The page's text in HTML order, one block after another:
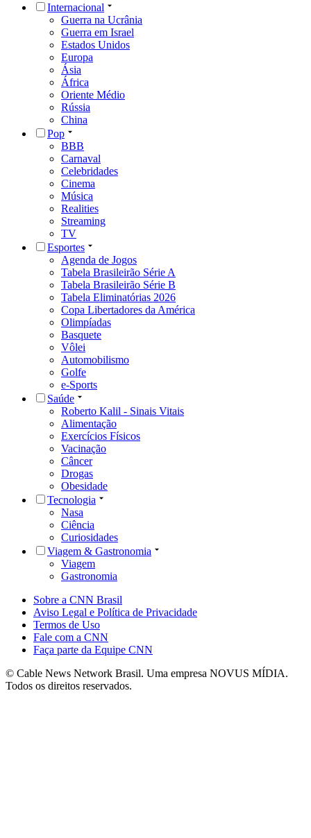
Internacional
Guerra na Ucrânia
Guerra em Israel
Estados Unidos
Europa
Ásia
África
Oriente Médio
Rússia
China
Pop
BBB
Carnaval
Celebridades
Cinema
Música
Realities
Streaming
TV
Esportes
Agenda de Jogos
Tabela Brasileirão Série A
Tabela Brasileirão Série B
Tabela Eliminatórias 2026
Copa Libertadores da América
Olimpíadas
Basquete
Vôlei
Automobilismo
Golfe
e-Sports
Saúde
Roberto Kalil - Sinais Vitais
Alimentação
Exercícios Físicos
Vacinação
Câncer
Drogas
Obesidade
Tecnologia
Nasa
Ciência
Curiosidades
Viagem & Gastronomia
Viagem
Gastronomia
Sobre a CNN Brasil
Aviso Legal e Política de Privacidade
Termos de Uso
Fale com a CNN
Faça parte da Equipe CNN
© Cable News Network Brasil. Uma empresa NOVUS MÍDIA.
Todos os direitos reservados.